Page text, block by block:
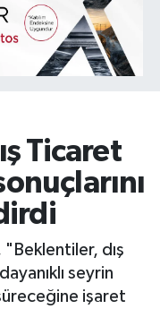
Ticaret
dış
seyrin
işaret